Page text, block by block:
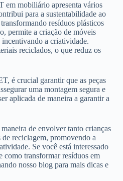
em mobiliário apresenta vários
para a sustentabilidade ao
resíduos plásticos
permite a criação de móveis
a criatividade.
reciclados, o que reduz os
é crucial garantir que as peças
uma montagem segura e
aplicada de maneira a garantir a
de envolver tanto crianças
reciclagem, promovendo a
Se você está interessado
como transformar resíduos em
nosso blog para mais dicas e